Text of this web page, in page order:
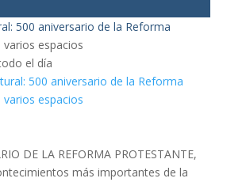
500 aniversario de la Reforma
varios espacios
el día
DE LA REFORMA PROTESTANTE,
más importantes de la